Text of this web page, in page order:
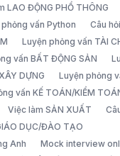
LAO ĐỘNG PHỔ THÔNG
phỏng vấn Python
Câu
Luyện phỏng vấn TÀI
vấn BẤT ĐỘNG SẢN
DỰNG
Luyện phỏng
vấn KẾ TOÁN/KIỂM
Việc làm SẢN XUẤT
DỤC/ĐÀO TẠO
Anh
Mock interview